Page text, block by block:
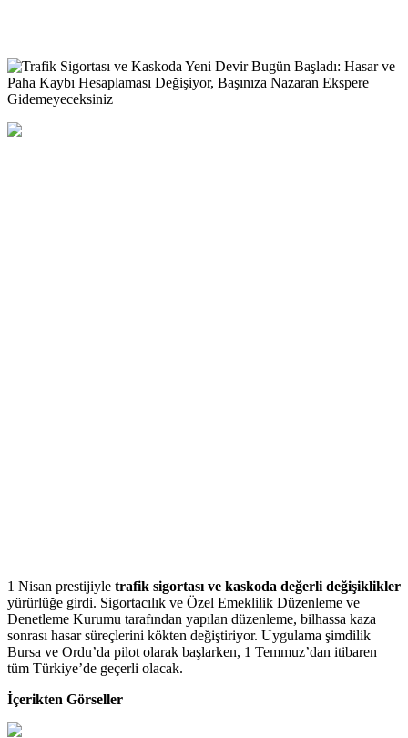
1 Nisan prestijiyle trafik sigortası ve kaskoda değerli değişiklikler
yürürlüğe girdi. Sigortacılık ve Özel Emeklilik Düzenleme ve
Denetleme Kurumu tarafından yapılan düzenleme, bilhassa kaza
sonrası hasar süreçlerini kökten değiştiriyor. Uygulama şimdilik
Bursa ve Ordu’da pilot olarak başlarken, 1 Temmuz’dan itibaren
tüm Türkiye’de geçerli olacak.
İçerikten Görseller